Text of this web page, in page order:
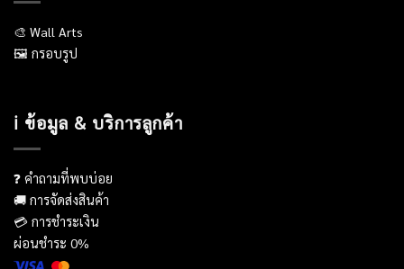
🎨 Wall Arts
🖼️ กรอบรูป
ℹ️ ข้อมูล & บริการลูกค้า
❓ คำถามที่พบบ่อย
🚚 การจัดส่งสินค้า
💳 การชำระเงิน
ผ่อนชำระ 0%